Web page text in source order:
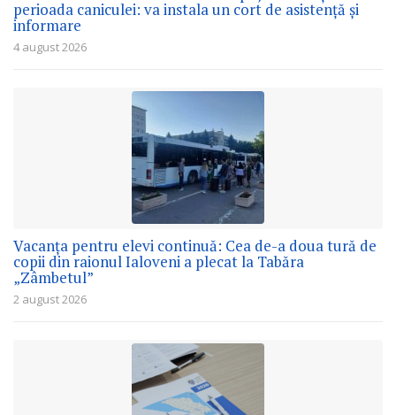
perioada caniculei: va instala un cort de asistență și
informare
4 august 2026
Vacanța pentru elevi continuă: Cea de-a doua tură de
copii din raionul Ialoveni a plecat la Tabăra
„Zâmbetul”
2 august 2026